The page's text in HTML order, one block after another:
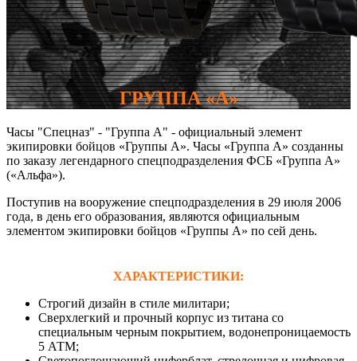
ГРУППА «А»
Часы "Спецназ" - "Группа А" - официальный элемент
экипировки бойцов «Группы А». Часы «Группа А» созданны
по заказу легендарного спецподразделения ФСБ «Группа А»
(«Альфа»).
Поступив на вооружение спецподразделения в 29 июля 2006
года, в день его образования, являются официальным
элементом экипировки бойцов «Группы А» по сей день.
ХАРАКТЕРИСТИКИ:
Строгий дизайн в стиле милитари;
Сверхлегкий и прочный корпус из титана со
специальным черным покрытием, водонепроницаемость
5 АТМ;